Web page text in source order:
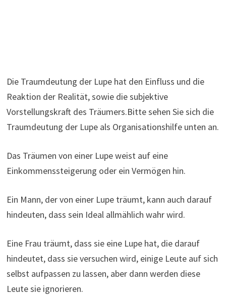
Die Traumdeutung der Lupe hat den Einfluss und die
Reaktion der Realität, sowie die subjektive
Vorstellungskraft des Träumers.Bitte sehen Sie sich die
Traumdeutung der Lupe als Organisationshilfe unten an.
Das Träumen von einer Lupe weist auf eine
Einkommenssteigerung oder ein Vermögen hin.
Ein Mann, der von einer Lupe träumt, kann auch darauf
hindeuten, dass sein Ideal allmählich wahr wird.
Eine Frau träumt, dass sie eine Lupe hat, die darauf
hindeutet, dass sie versuchen wird, einige Leute auf sich
selbst aufpassen zu lassen, aber dann werden diese
Leute sie ignorieren.